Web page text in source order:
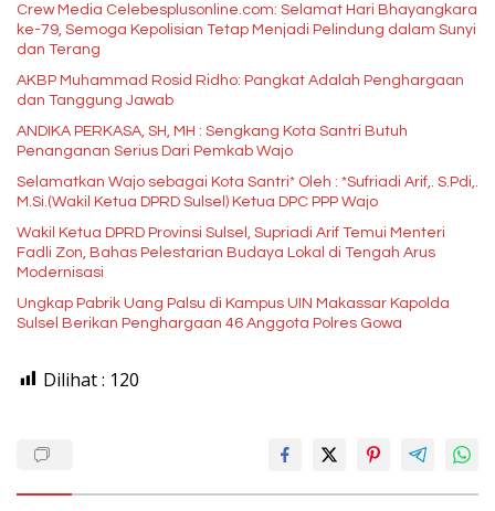
Crew Media Celebesplusonline.com: Selamat Hari Bhayangkara
ke-79, Semoga Kepolisian Tetap Menjadi Pelindung dalam Sunyi
dan Terang
AKBP Muhammad Rosid Ridho: Pangkat Adalah Penghargaan
dan Tanggung Jawab
ANDIKA PERKASA, SH, MH : Sengkang Kota Santri Butuh
Penanganan Serius Dari Pemkab Wajo
Selamatkan Wajo sebagai Kota Santri* Oleh : *Sufriadi Arif,. S.Pdi,.
M.Si.(Wakil Ketua DPRD Sulsel) Ketua DPC PPP Wajo
Wakil Ketua DPRD Provinsi Sulsel, Supriadi Arif Temui Menteri
Fadli Zon, Bahas Pelestarian Budaya Lokal di Tengah Arus
Modernisasi
Ungkap Pabrik Uang Palsu di Kampus UIN Makassar Kapolda
Sulsel Berikan Penghargaan 46 Anggota Polres Gowa
Dilihat : 120